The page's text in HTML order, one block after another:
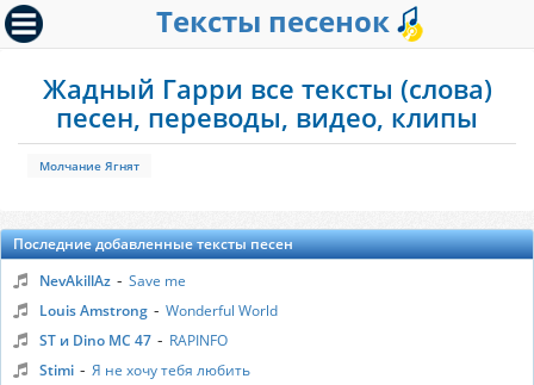
Тексты песенок
Жадный Гарри все тексты (слова)
песен, переводы, видео, клипы
Молчание Ягнят
Последние добавленные тексты песен
NevAkillAz - Save me
Louis Amstrong - Wonderful World
ST и Dino MC 47 - RAPINFO
Stimi - Я не хочу тебя любить